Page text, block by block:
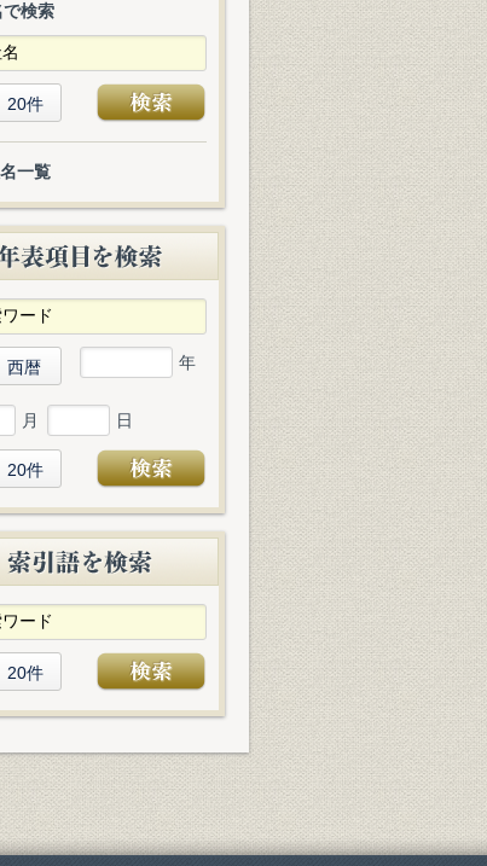
検索
20件
一覧
西暦 年
月 日
20件
20件